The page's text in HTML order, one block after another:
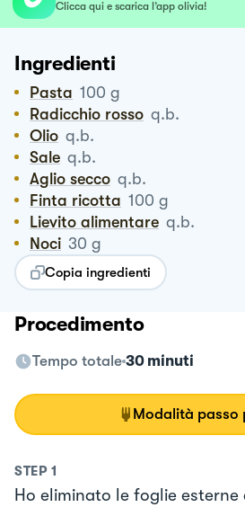
Clicca qui e scarica l’app olivia!
Ingredienti
Pasta 100 g
Radicchio rosso q.b.
Olio q.b.
Sale q.b.
Aglio secco q.b.
Finta ricotta 100 g
Lievito alimentare q.b.
Noci 30 g
Copia ingredienti
Procedimento
Tempo totale 30 minuti
Modalità passo
STEP 1
Ho eliminato le foglie esterne